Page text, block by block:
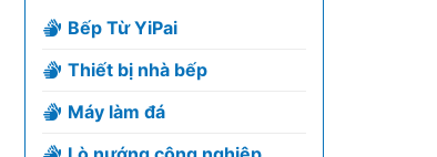
Bếp Từ YiPai
Thiết bị nhà bếp
Máy làm đá